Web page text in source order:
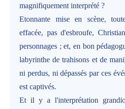
magnifiquement interprété ?
Etonnante mise en scène,
effacée, pas d'esbroufe,
personnages ; et, en bon
labyrinthe de trahisons et de
ni perdus, ni dépassés par ces
est captivés.
Et il y a l'interprétation